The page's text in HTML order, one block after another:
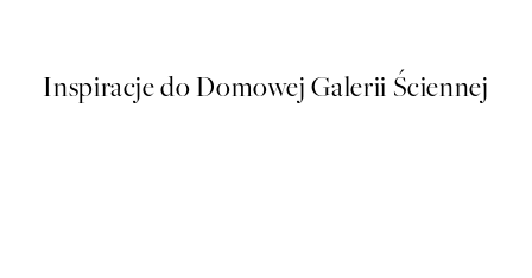
Inspiracje do Domowej Galerii Ściennej